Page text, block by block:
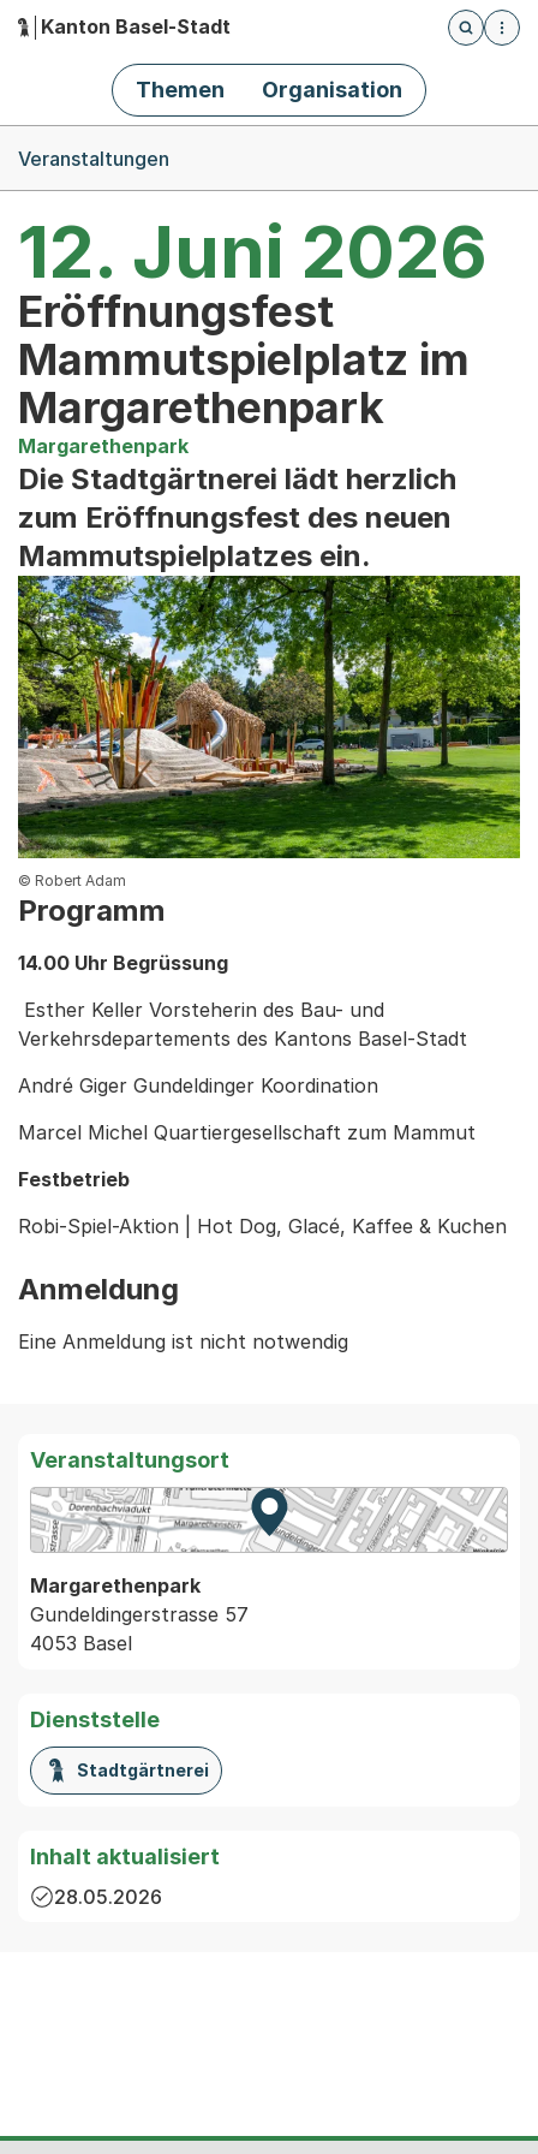
Hauptnavigation
Kanton Basel-Stadt
Öffnet
Themen Organisation
Veranstaltungen
Eröffnungsfest
Mammutspielplatz im
Margarethenpark
12. Juni 2026
Margarethenpark
Die Stadtgärtnerei lädt herzlich
zum Eröffnungsfest des neuen
Mammutspielplatzes ein.
© Robert Adam
Programm
14.00 Uhr Begrüssung
Esther Keller Vorsteherin des Bau- und
Verkehrsdepartements des Kantons Basel-Stadt
André Giger Gundeldinger Koordination
Marcel Michel Quartiergesellschaft zum Mammut
Festbetrieb
Robi-Spiel-Aktion | Hot Dog, Glacé, Kaffee & Kuchen
Anmeldung
Eine Anmeldung ist nicht notwendig
Veranstaltungsort
Zur Karte von MapBS.
Externer Link, wird in einem
Margarethenpark
Gundeldingerstrasse 57
4053 Basel
Dienststelle
Stadtgärtnerei
Inhalt aktualisiert
28.05.2026